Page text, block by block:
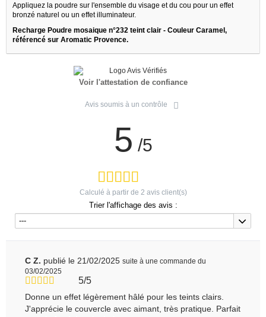
Appliquez la poudre sur l'ensemble du visage et du cou pour un effet
bronzé naturel ou un effet illuminateur.
Recharge Poudre mosaique n°232 teint clair - Couleur Caramel,
référencé sur Aromatic Provence.
Voir l'attestation de confiance
Avis soumis à un contrôle
5 /5
Calculé à partir de 2 avis client(s)
Trier l'affichage des avis :
---
C Z. publié le 21/02/2025 suite à une commande du
03/02/2025
5/5
Donne un effet légèrement hâlé pour les teints clairs.
J'apprécie le couvercle avec aimant, très pratique. Parfait